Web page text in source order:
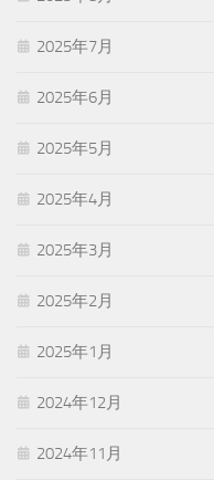
2025年7月
2025年6月
2025年5月
2025年4月
2025年3月
2025年2月
2025年1月
2024年12月
2024年11月